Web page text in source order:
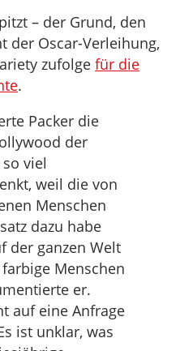
– der Grund, den
der Oscar-Verleihung,
zufolge für die
.
Packer die
der
viel
weil die von
Menschen
dazu habe
der ganzen Welt
Menschen
er.
auf eine Anfrage
ist unklar, was